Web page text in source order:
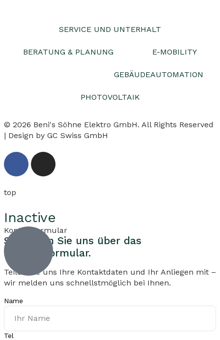
SERVICE UND UNTERHALT
BERATUNG & PLANUNG E-MOBILITY
GEBÄUDEAUTOMATION
PHOTOVOLTAIK
© 2026 Beni's Söhne Elektro GmbH. All Rights Reserved
| Design by GC Swiss GmbH
top
Inactive
Kontaktformular
Schreiben Sie uns über das
Kontaktformular.
Teilen Sie uns Ihre Kontaktdaten und Ihr Anliegen mit –
wir melden uns schnellstmöglich bei Ihnen.
Name
Tel